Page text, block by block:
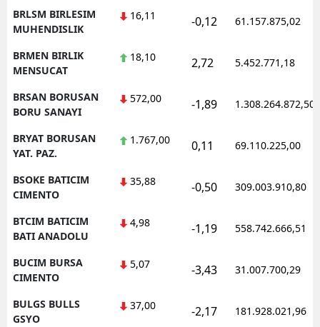
BRLSM BIRLESIM
MUHENDISLIK
16,11 -0,12 61.157.875,02
BRMEN BIRLIK
MENSUCAT
18,10 2,72 5.452.771,18
BRSAN BORUSAN
BORU SANAYI
572,00 -1,89 1.308.264.872,50
BRYAT BORUSAN
YAT. PAZ.
1.767,00 0,11 69.110.225,00
BSOKE BATICIM
CIMENTO
35,88 -0,50 309.003.910,80
BTCIM BATICIM
BATI ANADOLU
4,98 -1,19 558.742.666,51
BUCIM BURSA
CIMENTO
5,07 -3,43 31.007.700,29
BULGS BULLS
GSYO
37,00 -2,17 181.928.021,96